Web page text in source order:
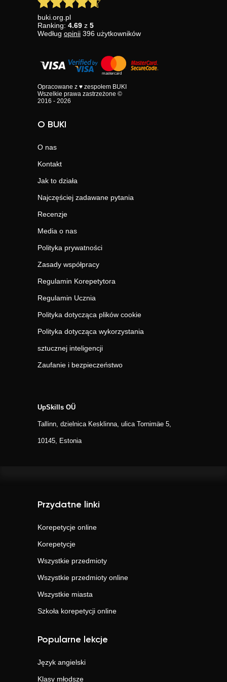
buki.org.pl
Ranking: 4.69 z 5
Według opinii 396 użytkowników
Opracowane z ♥ zespołem BUKI
Wszelkie prawa zastrzeżone ©
2016 - 2026
O BUKI
O nas
Kontakt
Jak to działa
Najczęściej zadawane pytania
Recenzje
Media o nas
Polityka prywatności
Zasady współpracy
Regulamin Korepetytora
Regulamin Ucznia
Polityka dotycząca plików cookie
Polityka dotycząca wykorzystania
sztucznej inteligencji
Zaufanie i bezpieczeństwo
UpSkills OÜ
Tallinn, dzielnica Kesklinna, ulica Tornimäe 5,
10145, Estonia
Przydatne linki
Korepetycje online
Korepetycje
Wszystkie przedmioty
Wszystkie przedmioty online
Wszystkie miasta
Szkoła korepetycji online
Popularne lekcje
Język angielski
Klasy młodsze